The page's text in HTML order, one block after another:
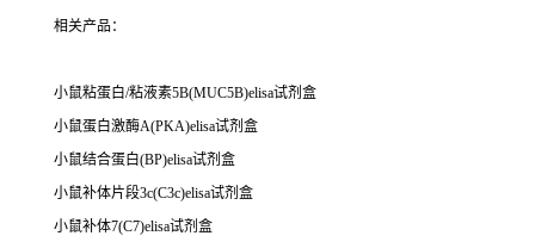
相关产品：
小鼠粘蛋白/粘液素5B(MUC5B)elisa试剂盒
小鼠蛋白激酶A(PKA)elisa试剂盒
小鼠结合蛋白(BP)elisa试剂盒
小鼠补体片段3c(C3c)elisa试剂盒
小鼠补体7(C7)elisa试剂盒